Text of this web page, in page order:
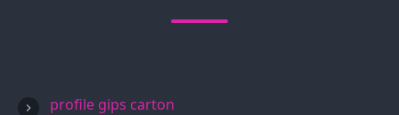
profile gips carton